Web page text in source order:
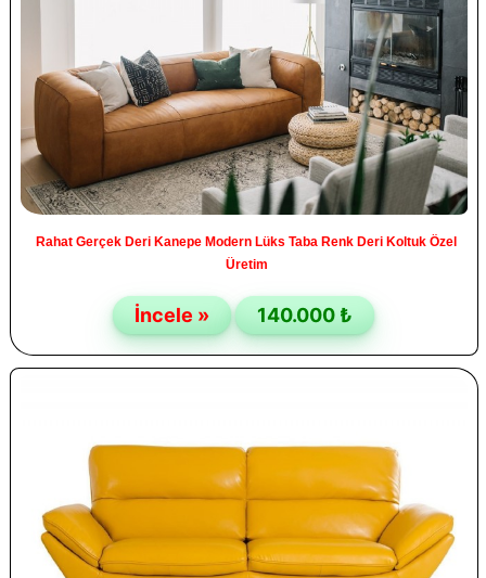
Rahat Gerçek Deri Kanepe Modern Lüks Taba Renk Deri Koltuk Özel
Üretim
İncele » 140.000 ₺